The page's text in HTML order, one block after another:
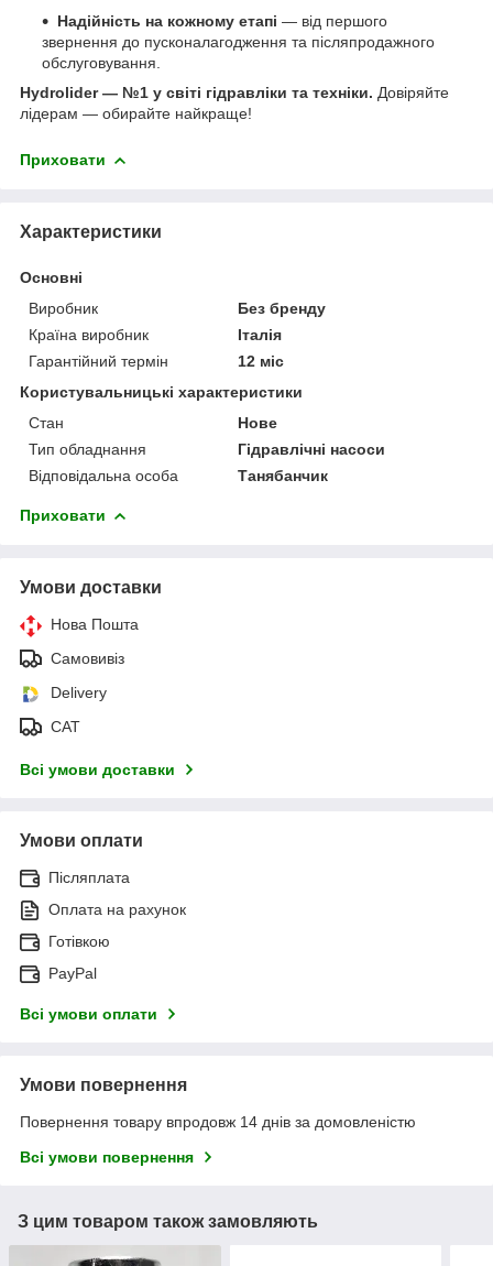
Надійність на кожному етапі — від першого
звернення до пусконалагодження та післяпродажного
обслуговування.
Hydrolider — №1 у світі гідравліки та техніки. Довіряйте
лідерам — обирайте найкраще!
Приховати
Характеристики
Основні
Виробник
Без бренду
Країна виробник
Італія
Гарантійний термін
12 міс
Користувальницькі характеристики
Стан
Нове
Тип обладнання
Гідравлічні насоси
Відповідальна особа
Танябанчик
Приховати
Умови доставки
Нова Пошта
Самовивіз
Delivery
САТ
Всі умови доставки
Умови оплати
Післяплата
Оплата на рахунок
Готівкою
PayPal
Всі умови оплати
Умови повернення
Повернення товару впродовж 14 днів за домовленістю
Всі умови повернення
З цим товаром також замовляють